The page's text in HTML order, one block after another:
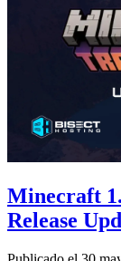
Minecraft
Release